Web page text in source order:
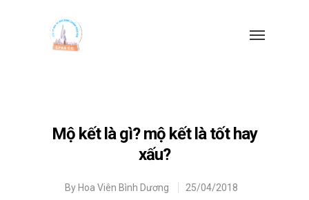
Mộ kết là gì? mộ kết là tốt hay
xấu?
By Hoa Viên Bình Dương 25/04/2018